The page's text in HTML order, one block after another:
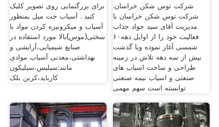
برای بزرگنمایی روی تصویر کلیک
کنید . آسیاب جت میل بمنظور
آسیاب و میکرونیزه کردن مواد با
سختی(موس)بالا مورد استفاده در
صنایع شیمیایی،آرایشی و
بهداشتی،معدنی آسیاب موادی
مانند:سیلیس،سیلیکون
کارباید،کربن بلک
شرکت توس شکن خراسان.
شرکت توس شکن خراسان با
مدیریت آقای سید جواد جذاب
فعالیت خود را از اوایل دهه۶۰
شمسی آغاز نموده وبا گذشت
بیش از سه دهه تلاش در زمینه
طراحی و ساخت اسیاب های
صنعتی و اسیاب نیمه صنعتی
توانسته است سهم مهمی